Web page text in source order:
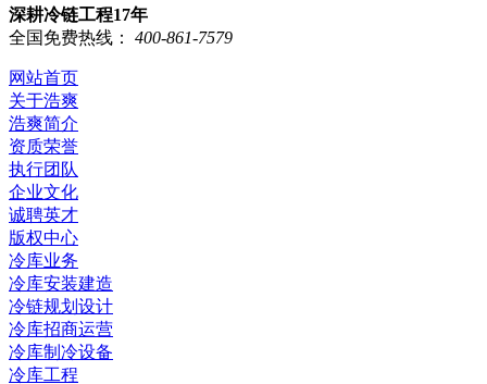
深耕冷链工程17年
全国免费热线：
400-861-7579
网站首页
关于浩爽
浩爽简介
资质荣誉
执行团队
企业文化
诚聘英才
版权中心
冷库业务
冷库安装建造
冷链规划设计
冷库招商运营
冷库制冷设备
冷库工程